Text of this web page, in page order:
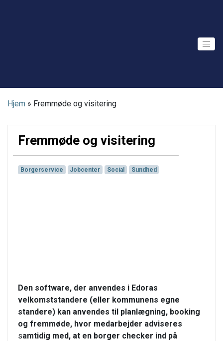
Hjem » Fremmøde og visitering
Fremmøde og visitering
Borgerservice Jobcenter Social Sundhed
Den software, der anvendes i Edoras
velkomststandere (eller kommunens egne
standere) kan anvendes til planlægning, booking
og fremmøde, hvor medarbejder adviseres
samtidig med, at en borger checker ind på